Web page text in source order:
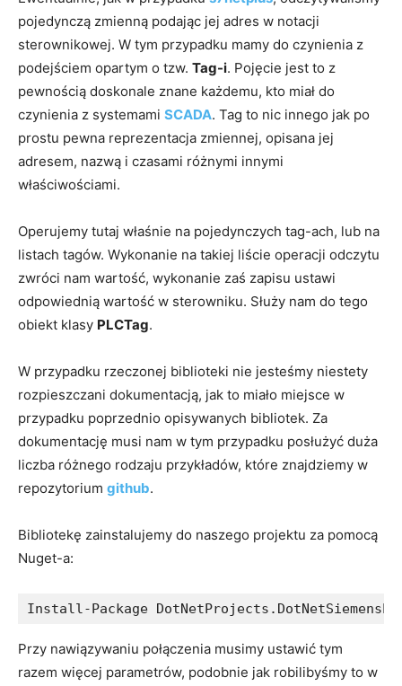
pojedynczą zmienną podając jej adres w notacji
sterownikowej. W tym przypadku mamy do czynienia z
podejściem opartym o tzw. Tag-i. Pojęcie jest to z
pewnością doskonale znane każdemu, kto miał do
czynienia z systemami SCADA. Tag to nic innego jak po
prostu pewna reprezentacja zmiennej, opisana jej
adresem, nazwą i czasami różnymi innymi
właściwościami.
Operujemy tutaj właśnie na pojedynczych tag-ach, lub na
listach tagów. Wykonanie na takiej liście operacji odczytu
zwróci nam wartość, wykonanie zaś zapisu ustawi
odpowiednią wartość w sterowniku. Służy nam do tego
obiekt klasy PLCTag.
W przypadku rzeczonej biblioteki nie jesteśmy niestety
rozpieszczani dokumentacją, jak to miało miejsce w
przypadku poprzednio opisywanych bibliotek. Za
dokumentację musi nam w tym przypadku posłużyć duża
liczba różnego rodzaju przykładów, które znajdziemy w
repozytorium github.
Bibliotekę zainstalujemy do naszego projektu za pomocą
Nuget-a:
Install-Package
Przy nawiązywaniu połączenia musimy ustawić tym
razem więcej parametrów, podobnie jak robilibyśmy to w